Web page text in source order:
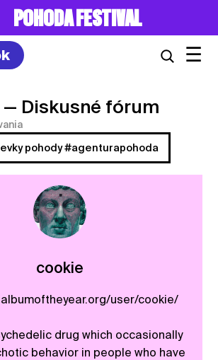
POHODA FESTIVAL
☰
— Diskusné fórum
pohody #agenturapohoda
cookie
user/cookie/
drug which occasionally
behavior in people who have